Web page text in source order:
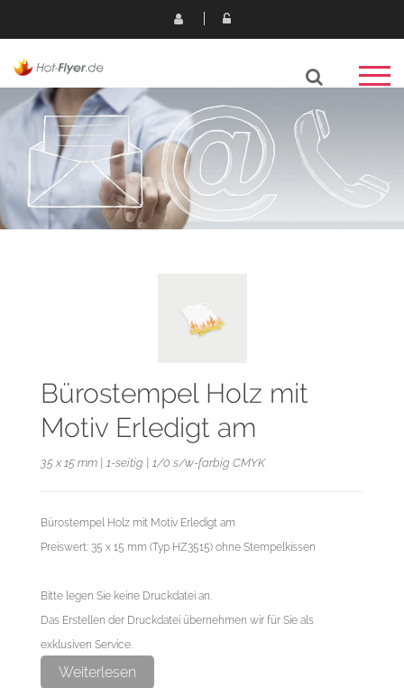
Bürostempel Holz mit
Motiv Erledigt am
35 x 15 mm | 1-seitig | 1/0 s/w-farbig CMYK
Bürostempel Holz mit Motiv Erledigt am
Preiswert: 35 x 15 mm (Typ HZ3515) ohne Stempelkissen
Bitte legen Sie keine Druckdatei an.
Das Erstellen der Druckdatei übernehmen wir für Sie als
exklusiven Service.
Weiterlesen